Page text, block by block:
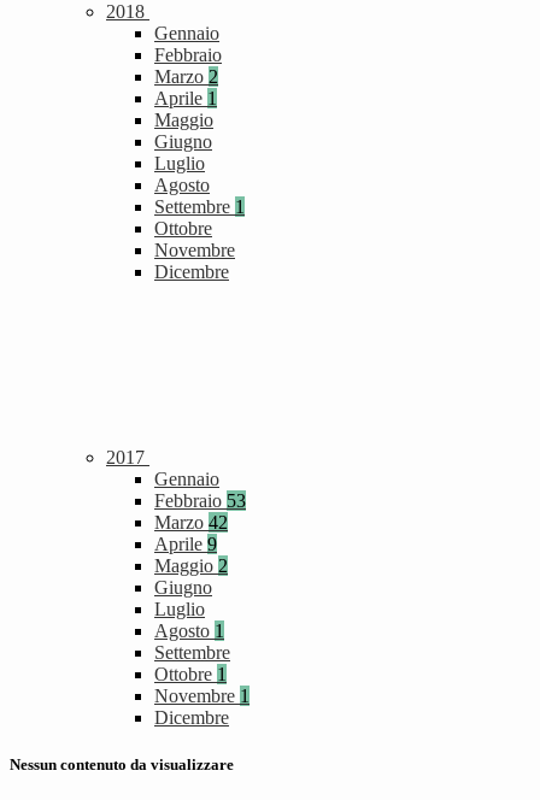
2018
Gennaio
Febbraio
Marzo 2
Aprile 1
Maggio
Giugno
Luglio
Agosto
Settembre 1
Ottobre
Novembre
Dicembre
2017
Gennaio
Febbraio 53
Marzo 42
Aprile 9
Maggio 2
Giugno
Luglio
Agosto 1
Settembre
Ottobre 1
Novembre 1
Dicembre
Nessun contenuto da visualizzare